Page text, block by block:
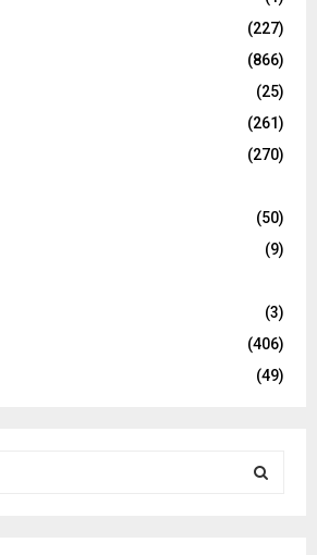
(227)
(866)
(25)
(261)
(270)
(50)
(9)
(3)
(406)
(49)